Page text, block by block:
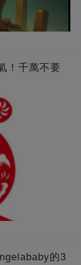
！千萬不要
的3